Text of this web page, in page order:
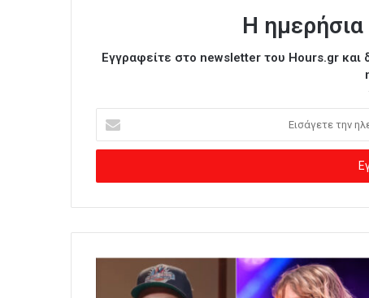
Η
Εγγραφείτε στο newsletter του Hours.gr και
σ
γ
ε